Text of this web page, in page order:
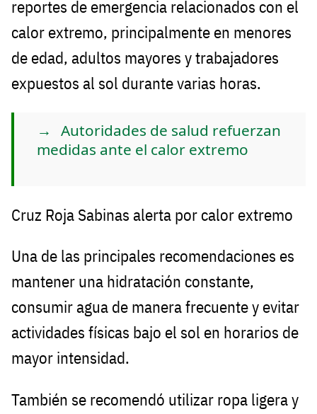
reportes de emergencia relacionados con el
calor extremo, principalmente en menores
de edad, adultos mayores y trabajadores
expuestos al sol durante varias horas.
Autoridades de salud refuerzan
medidas ante el calor extremo
Cruz Roja Sabinas alerta por calor extremo
Una de las principales recomendaciones es
mantener una hidratación constante,
consumir agua de manera frecuente y evitar
actividades físicas bajo el sol en horarios de
mayor intensidad.
También se recomendó utilizar ropa ligera y